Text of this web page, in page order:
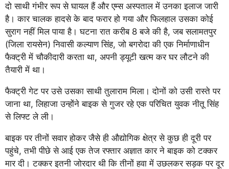
दो साथी गंभीर रूप से घायल हैं और एम्स अस्पताल में उनका इलाज जारी
है। कार चालक हादसे के बाद फरार हो गया और फिलहाल उसका कोई
सुराग नहीं मिल पाया है। घटना रात करीब 8 बजे की है, जब सलामतपुर
(जिला रायसेन) निवासी कल्याण सिंह, जो बगरोदा की एक निर्माणाधीन
फैक्ट्री में चौकीदारी करता था, अपनी ड्यूटी खत्म कर घर लौटने की
तैयारी में था।
फैक्ट्री गेट पर उसे उसका साथी तुलाराम मिला। दोनों को उसी रास्ते पर
जाना था, लिहाजा उन्होंने बाइक से गुजर रहे एक परिचित युवक नीतू सिंह
से लिफ्ट ले ली।
बाइक पर तीनों सवार होकर जैसे ही औद्योगिक क्षेत्र से कुछ ही दूरी पर
पहुंचे, तभी पीछे से आई एक तेज रफ्तार अज्ञात कार ने बाइक को टक्कर
मार दी। टक्कर इतनी जोरदार थी कि तीनों हवा में उछलकर सड़क पर दूर